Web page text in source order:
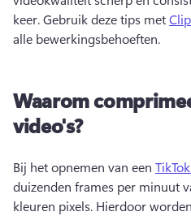
keer. Gebruik deze tips met
alle bewerkingsbehoeften.
Waarom
video's?
Bij het opnemen van een
duizenden frames per minuut
kleuren pixels. Hierdoor